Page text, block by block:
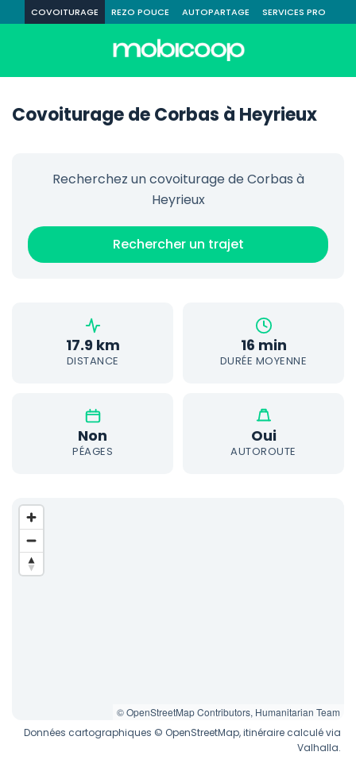
COVOITURAGE REZO POUCE AUTOPARTAGE SERVICES PRO
Covoiturage de Corbas à Heyrieux
Recherchez un covoiturage de Corbas à
Heyrieux
Rechercher un trajet
17.9 km
DISTANCE
16 min
DURÉE MOYENNE
Non
PÉAGES
Oui
AUTOROUTE
© OpenStreetMap Contributors, Humanitarian Team
Données cartographiques © OpenStreetMap, itinéraire calculé via
Valhalla.